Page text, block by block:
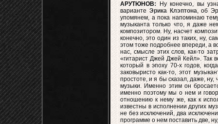
АРУТЮНОВ:Ну конечно, вы
вариантеЭрика Клэптона, об
упомянем, а пока напоминаю
музыканта только что, я даже
композитором. Ну, насчет
конечно, это один из таких, ну,
этом тоже подробнее впереди, а
нас, смысле этих слов, как-то
«гитарист Джей Джей Кейл». Так
который в эпоху 70-х годов,
заковыристо как-то, этот
простоте, и я бы сказал, даже, ну,
музыки. Именно этим он
именно поэтому мы о нем и
отношению к нему же, как к
известны в исполнении других
не без исключений, два
программе о нем поставить две,